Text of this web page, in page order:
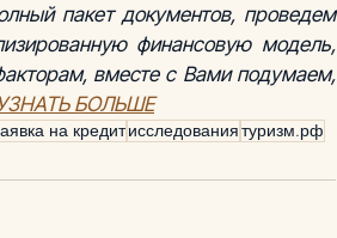
пакет документов, проведем
финансовую модель,
вместе с Вами подумаем,
БОЛЬШЕ
на кредитисследованиятуризм.рф